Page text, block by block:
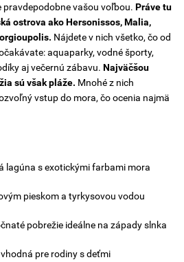
pravdepodobne vašou voľbou. Práve tu
ostrova ako Hersonissos, Malia,
Nájdete v nich všetko, čo od
aquaparky, vodné športy,
aj večernú zábavu. Najväčšou
sú však pláže. Mnohé z nich
vstup do mora, čo ocenia najmä
lagúna s exotickými farbami mora
pieskom a tyrkysovou vodou
pobrežie ideálne na západy slnka
pre rodiny s deťmi